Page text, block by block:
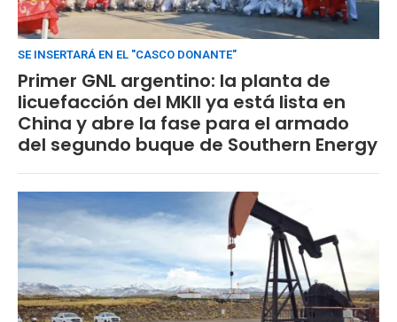
SE INSERTARÁ EN EL "CASCO DONANTE"
Primer GNL argentino: la planta de
licuefacción del MKII ya está lista en
China y abre la fase para el armado
del segundo buque de Southern Energy